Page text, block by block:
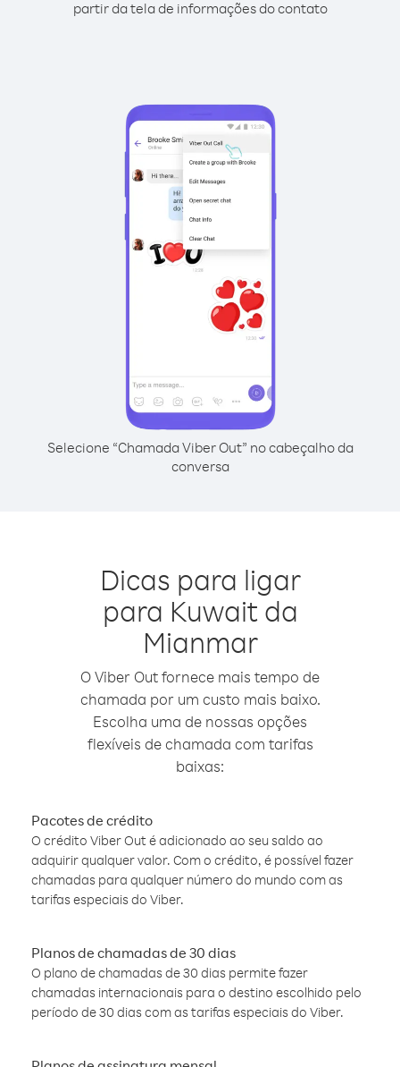
partir da tela de informações do contato
Selecione “Chamada Viber Out” no cabeçalho da
conversa
Dicas para ligar
para Kuwait da
Mianmar
O Viber Out fornece mais tempo de
chamada por um custo mais baixo.
Escolha uma de nossas opções
flexíveis de chamada com tarifas
baixas:
Pacotes de crédito
O crédito Viber Out é adicionado ao seu saldo ao
adquirir qualquer valor. Com o crédito, é possível fazer
chamadas para qualquer número do mundo com as
tarifas especiais do Viber.
Planos de chamadas de 30 dias
O plano de chamadas de 30 dias permite fazer
chamadas internacionais para o destino escolhido pelo
período de 30 dias com as tarifas especiais do Viber.